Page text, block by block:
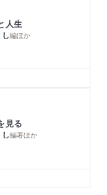
人生
編ほか
見る
編著ほか